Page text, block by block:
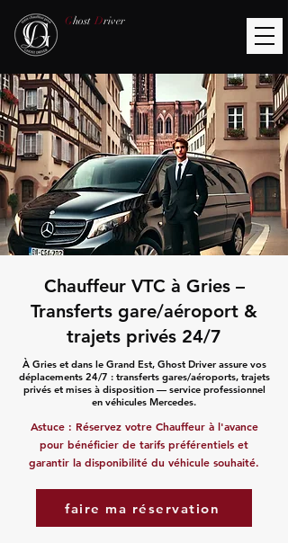
Ghost Driver
Chauffeur VTC à Gries –
Transferts gare/aéroport &
trajets privés 24/7
À Gries et dans le Grand Est, Ghost Driver assure vos
déplacements 24/7 : transferts gares/aéroports, trajets
privés et mises à disposition — service professionnel
en véhicules Mercedes.
Astuce : Réservez votre Chauffeur à l'avance
pour bénéficier de tarifs préférentiels et
garantir la disponibilité du véhicule souhaité.
faire ma réservation